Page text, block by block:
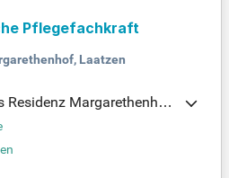
Pflegefachkraft
Laatzen
Residenz Margarethenhof
mit abges
idealerweise einer Fach
Pflege. Verant